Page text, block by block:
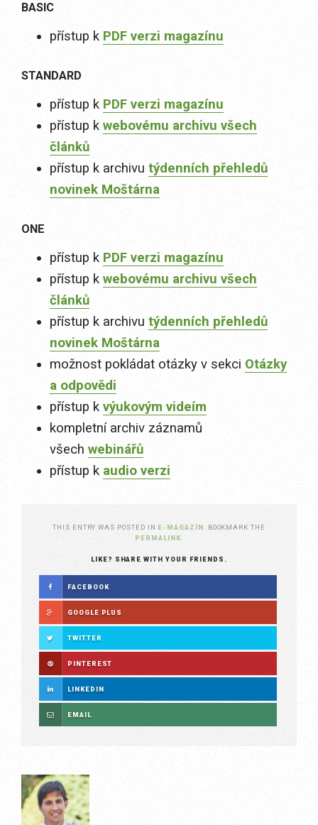
BASIC
přístup k PDF verzi magazínu
STANDARD
přístup k PDF verzi magazínu
přístup k webovému archivu všech
článků
přístup k archivu týdenních přehledů
novinek Moštárna
ONE
přístup k PDF verzi magazínu
přístup k webovému archivu všech
článků
přístup k archivu týdenních přehledů
novinek Moštárna
možnost pokládat otázky v sekci Otázky
a odpovědi
přístup k výukovým videím
kompletní archiv záznamů
všech webinářů
přístup k audio verzi
THIS ENTRY WAS POSTED IN E-MAGAZÍN . BOOKMARK THE
PERMALINK
LIKE? SHARE WITH YOUR FRIENDS.
FACEBOOK
GOOGLE PLUS
TWITTER
PINTEREST
LINKEDIN
EMAIL